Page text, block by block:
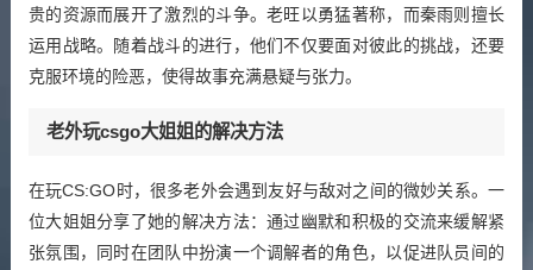
贵的资源而展开了激烈的斗争。老旺以勇猛著称，而秦雨则擅长
运用战略。随着战斗的进行，他们不仅要面对彼此的挑战，还要
克服环境的险恶，使得故事充满悬疑与张力。
老外玩csgo大姐姐的解决方法
在玩CS:GO时，很多老外会遇到友好与敌对之间的微妙关系。一
位大姐姐分享了她的解决方法：通过幽默和积极的交流来缓解紧
张氛围，同时在团队中扮演一个调解者的角色，以促进队员间的